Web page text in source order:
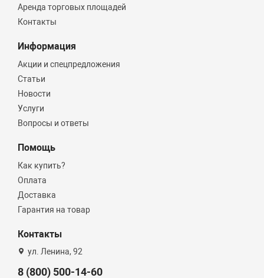
Аренда торговых площадей
Контакты
Информация
Акции и спецпредложения
Статьи
Новости
Услуги
Вопросы и ответы
Помощь
Как купить?
Оплата
Доставка
Гарантия на товар
Контакты
ул. Ленина, 92
8 (800) 500-14-60